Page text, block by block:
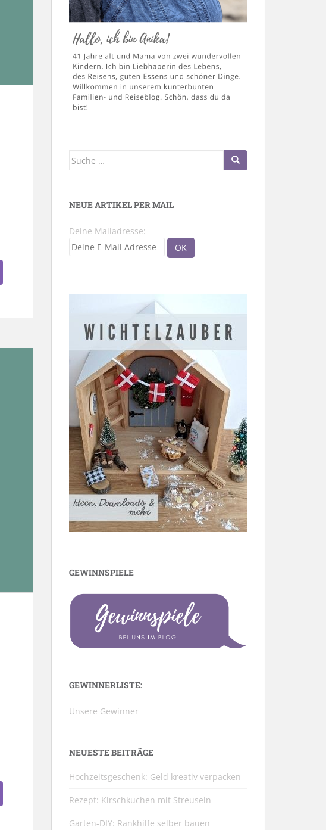
Suche
NEUE ARTIKEL PER MAIL
Deine Mailadresse:
GEWINNSPIELE
GEWINNERLISTE:
Unsere Gewinner
NEUESTE BEITRÄGE
Hochzeitsgeschenk: Geld kreativ verpacken
Rezept: Kirschkuchen mit Streuseln
Garten-DIY: Rankhilfe selber bauen